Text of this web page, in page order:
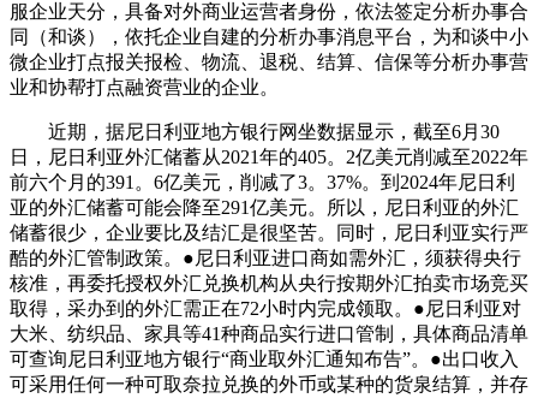
服企业天分，具备对外商业运营者身份，依法签定分析办事合
同（和谈），依托企业自建的分析办事消息平台，为和谈中小
微企业打点报关报检、物流、退税、结算、信保等分析办事营
业和协帮打点融资营业的企业。
近期，据尼日利亚地方银行网坐数据显示，截至6月30
日，尼日利亚外汇储蓄从2021年的405。2亿美元削减至2022年
前六个月的391。6亿美元，削减了3。37%。到2024年尼日利
亚的外汇储蓄可能会降至291亿美元。所以，尼日利亚的外汇
储蓄很少，企业要比及结汇是很坚苦。同时，尼日利亚实行严
酷的外汇管制政策。●尼日利亚进口商如需外汇，须获得央行
核准，再委托授权外汇兑换机构从央行按期外汇拍卖市场竞买
取得，采办到的外汇需正在72小时内完成领取。●尼日利亚对
大米、纺织品、家具等41种商品实行进口管制，具体商品清单
可查询尼日利亚地方银行“商业取外汇通知布告”。●出口收入
可采用任何一种可取奈拉兑换的外币或某种的货泉结算，并存